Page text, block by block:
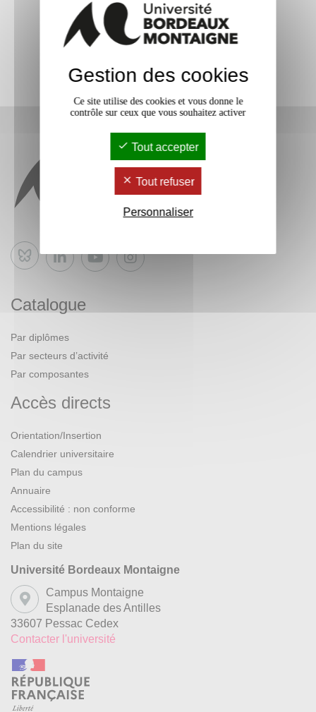
Bluesky
Catalogue
Par diplômes
Par secteurs d’activité
Par composantes
Accès directs
Orientation/Insertion
Calendrier universitaire
Plan du campus
Annuaire
Accessibilité : non conforme
Mentions légales
Plan du site
Université Bordeaux Montaigne
Campus Montaigne
Esplanade des Antilles
33607 Pessac Cedex
Contacter l'université
Gestion des cookies
Ce site utilise des cookies et vous donne le
contrôle sur ceux que vous souhaitez activer
Tout accepter
Tout refuser
Personnaliser